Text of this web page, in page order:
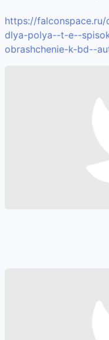
https://
dlya-polya--t-e--
obrashchenie-k-bd--